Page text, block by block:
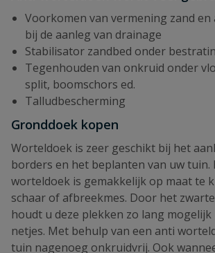
Voorkomen van vermening zand en
bij de aanleg van drainage
Stabilisator zandbed onder
Tegenhouden van onkruid onder
split, boomschors ed.
Talludbescherming
Gronddoek kopen
Worteldoek is zeer geschikt bij het
borders en het beplanten van uw tuin.
worteldoek is gemakkelijk op maat te
schaar of afbreekmes. Door het
houdt u deze plekken zo lang
netjes. Met behulp van een anti
tuin nagenoeg onkruidvrij. Ook